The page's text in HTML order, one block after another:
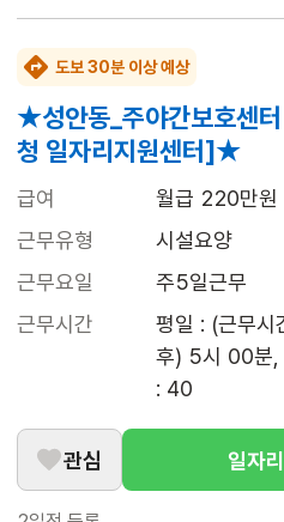
도보 30분 이상 예상
★성안동_주야간보호센
청 일자리지원센터]★
급여
월급 220만
근무유형
시설요양
근무요일
주5일근무
근무시간
평일 : (근무
후) 5시 00분,
: 40
관심 일자